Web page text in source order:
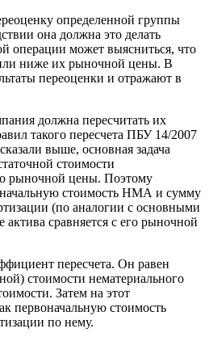
определенной группы
она должна это делать
операции может выясниться, что
ниже их рыночной цены. В
переоценки и отражают в
должна пересчитать их
такого пересчета ПБУ 14/2007
выше, основная задача
стоимости
рыночной цены. Поэтому
стоимость НМА и сумму
(по аналогии с основными
актива сравняется с его рыночной
пересчета. Он равен
стоимости нематериального
Затем на этот
первоначальную стоимость
по нему.